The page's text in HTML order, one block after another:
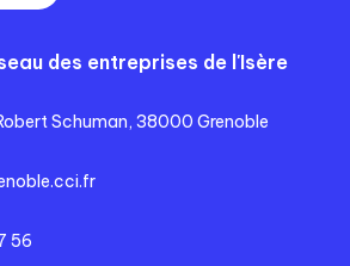
des entreprises de l'Isère
Schuman, 38000 Grenoble
56